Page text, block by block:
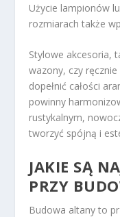
Użycie lampionów
rozmiarach także
Stylowe akcesoria,
wazony, czy
dopełnić całości
powinny
rustykalnym,
tworzyć spójną i
JAKIE SĄ
PRZY
Budowa altany to